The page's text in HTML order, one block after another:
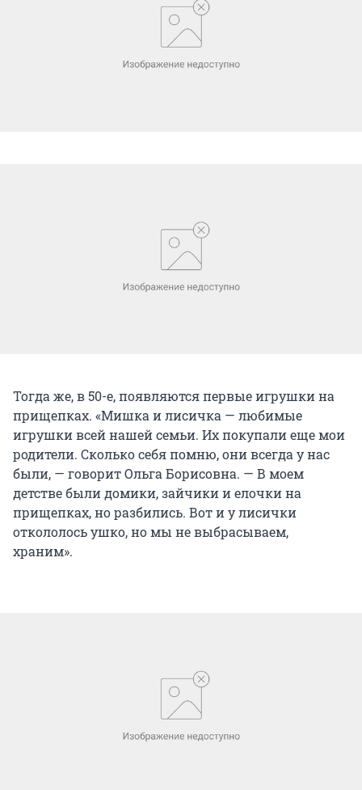
Тогда же, в 50-е, появляются первые игрушки на
прищепках. «Мишка и лисичка — любимые
игрушки всей нашей семьи. Их покупали еще мои
родители. Сколько себя помню, они всегда у нас
были, — говорит Ольга Борисовна. — В моем
детстве были домики, зайчики и елочки на
прищепках, но разбились. Вот и у лисички
откололось ушко, но мы не выбрасываем,
храним».